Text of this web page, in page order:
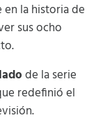
la historia de
sus ocho
de la serie
redefinió el